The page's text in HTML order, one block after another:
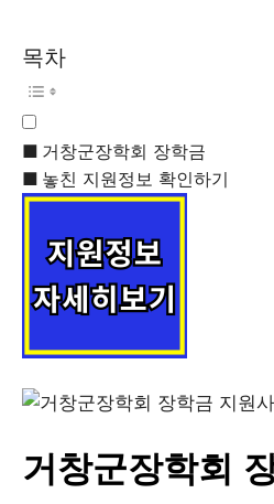
목차
거창군장학회 장학금
놓친 지원정보 확인하기
거창군장학회